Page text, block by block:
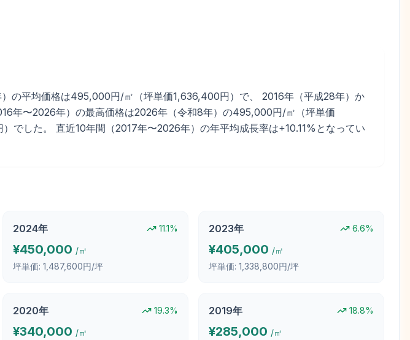
の平均価格は495,000円/㎡（坪単価1,636,400円）で、 2016年（平成28年）か
年〜2026年）の最高価格は2026年（令和8年）の495,000円/㎡（坪単価
した。 直近10年間（2017年〜2026年）の年平均成長率は+10.11%となってい
2024年 11.1%
¥450,000 /㎡
坪単価: 1,487,600円/坪
2023年 6.6%
¥405,000 /㎡
坪単価: 1,338,800円/坪
2020年 19.3%
¥340,000 /㎡
2019年 18.8%
¥285,000 /㎡